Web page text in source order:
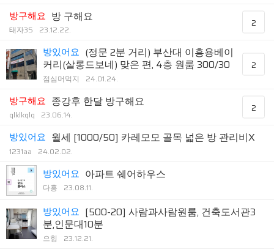
방구해요 방 구해요
태자35 23.12.22.
2
방있어요 (정문 2분 거리) 부산대 이흥용베이
커리(살롱드보네) 맞은 편, 4층 원룸 300/30
점심머먹지 24.01.24.
2
방구해요 종강후 한달 방구해요
qlklkqlq 23.06.14.
2
방있어요 월세 [1000/50] 카레모모 골목 넓은 방 관리비X
1231aa 24.02.02.
방있어요 아파트 쉐어하우스
다홍 23.08.11.
방있어요 [500-20] 사람과사람원룸, 건축도서관3
분,인문대10분
으힝 23.12.21.